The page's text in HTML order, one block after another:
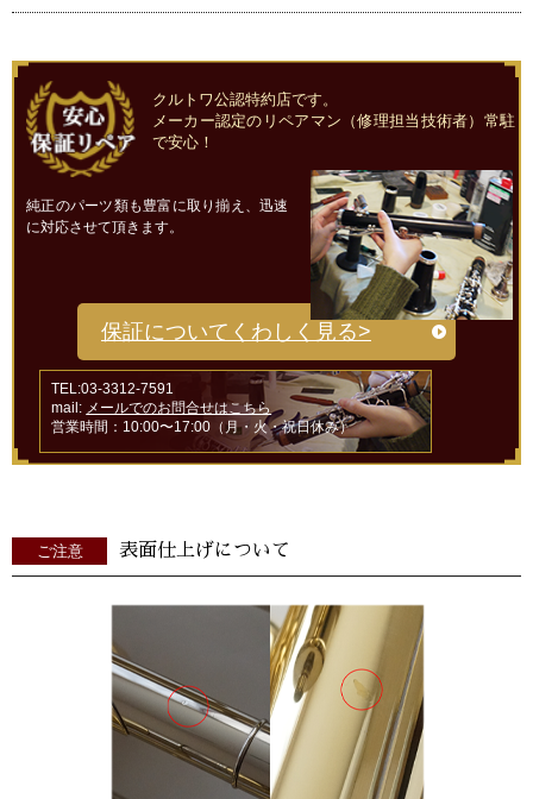
クルトワ公認特約店です。
メーカー認定のリペアマン（修理担当技術者）常駐
で安心！
純正のパーツ類も豊富に取り揃え、迅速
に対応させて頂きます。
保証についてくわしく見る>
TEL:03-3312-7591
mail: メールでのお問合せはこちら
営業時間：10:00〜17:00（月・火・祝日休み）
ご注意 表面仕上げについて